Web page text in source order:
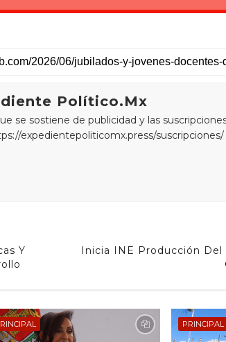
Político.Mx
se sostiene de publicidad y las
expedientepoliticomx.press/suscripciones/
Y
Inicia INE Producción
PRINCIPAL